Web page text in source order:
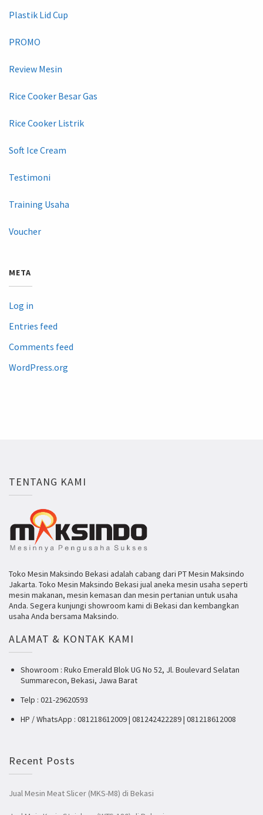
Plastik Lid Cup
PROMO
Review Mesin
Rice Cooker Besar Gas
Rice Cooker Listrik
Soft Ice Cream
Testimoni
Training Usaha
Voucher
META
Log in
Entries feed
Comments feed
WordPress.org
TENTANG KAMI
Toko Mesin Maksindo Bekasi adalah cabang dari PT Mesin Maksindo
Jakarta. Toko Mesin Maksindo Bekasi jual aneka mesin usaha seperti
mesin makanan, mesin kemasan dan mesin pertanian untuk usaha
Anda. Segera kunjungi showroom kami di Bekasi dan kembangkan
usaha Anda bersama Maksindo.
ALAMAT & KONTAK KAMI
Showroom : Ruko Emerald Blok UG No 52, Jl. Boulevard Selatan
Summarecon, Bekasi, Jawa Barat
Telp : 021-29620593
HP / WhatsApp : 081218612009 | 081242422289 | 081218612008
Recent Posts
Jual Mesin Meat Slicer (MKS-M8) di Bekasi